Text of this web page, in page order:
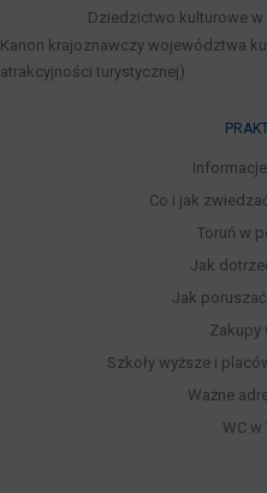
Dziedzictwo kulturowe
Kanon krajoznawczy województwa
atrakcyjności turystycznej)
Co i jak
Toruń w
Jak
Jak
Zakupy
Szkoły wyższe i
Ważne
WC w